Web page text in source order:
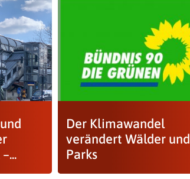
Der Klimawandel
verändert Wälder und
Parks